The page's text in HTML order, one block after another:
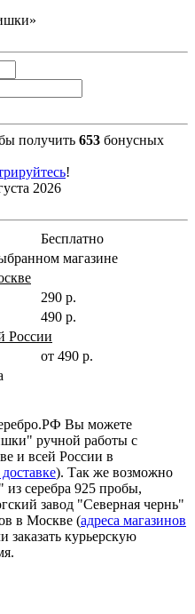
получить 653 бонусных
!
2026
Бесплатно
магазине
290 р.
490 р.
России
от 490 р.
Вы можете
ручной работы с
и всей России в
). Так же возможно
серебра 925 пробы,
завод "Северная чернь"
в Москве (адреса магазинов
заказать курьерскую